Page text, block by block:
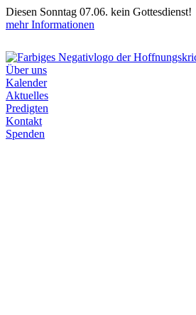
Diesen Sonntag 07.06. kein Gottesdienst!
mehr Informationen
Über uns
Kalender
Aktuelles
Predigten
Kontakt
Spenden